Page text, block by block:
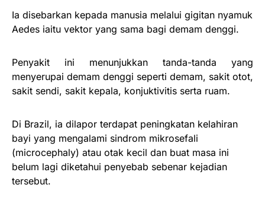
Ia disebarkan kepada manusia melalui gigitan nyamuk
Aedes iaitu vektor yang sama bagi demam denggi.
Penyakit ini menunjukkan tanda-tanda yang
menyerupai demam denggi seperti demam, sakit otot,
sakit sendi, sakit kepala, konjuktivitis serta ruam.
Di Brazil, ia dilapor terdapat peningkatan kelahiran
bayi yang mengalami sindrom mikrosefali
(microcephaly) atau otak kecil dan buat masa ini
belum lagi diketahui penyebab sebenar kejadian
tersebut.